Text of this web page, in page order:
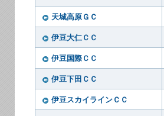
天城高原ＧＣ
伊豆大仁ＣＣ
伊豆国際ＣＣ
伊豆下田ＣＣ
伊豆スカイラインＣＣ